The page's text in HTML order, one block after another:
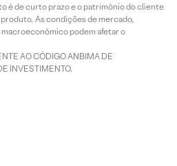
é de curto prazo e o patrimônio do cliente
As condições de mercado,
podem afetar o
AO CÓDIGO ANBIMA DE
INVESTIMENTO.